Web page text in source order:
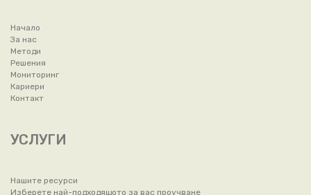
Начало
За нас
Методи
Решения
Мониторинг
Кариери
Контакт
УСЛУГИ
Нашите ресурси
Изберете най-подходящото за вас проучване